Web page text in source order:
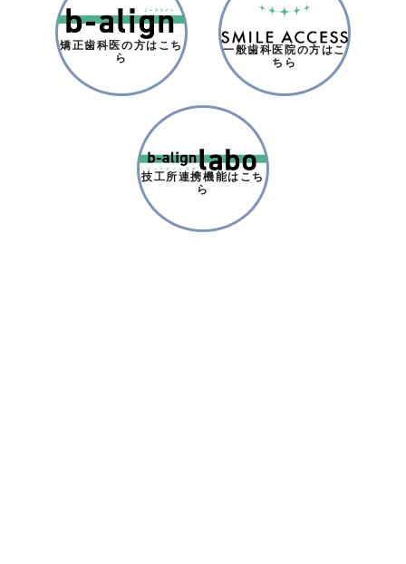
矯正歯科医の方はこち
ら
一般歯科医院の方はこ
ちら
技工所連携機能はこち
ら